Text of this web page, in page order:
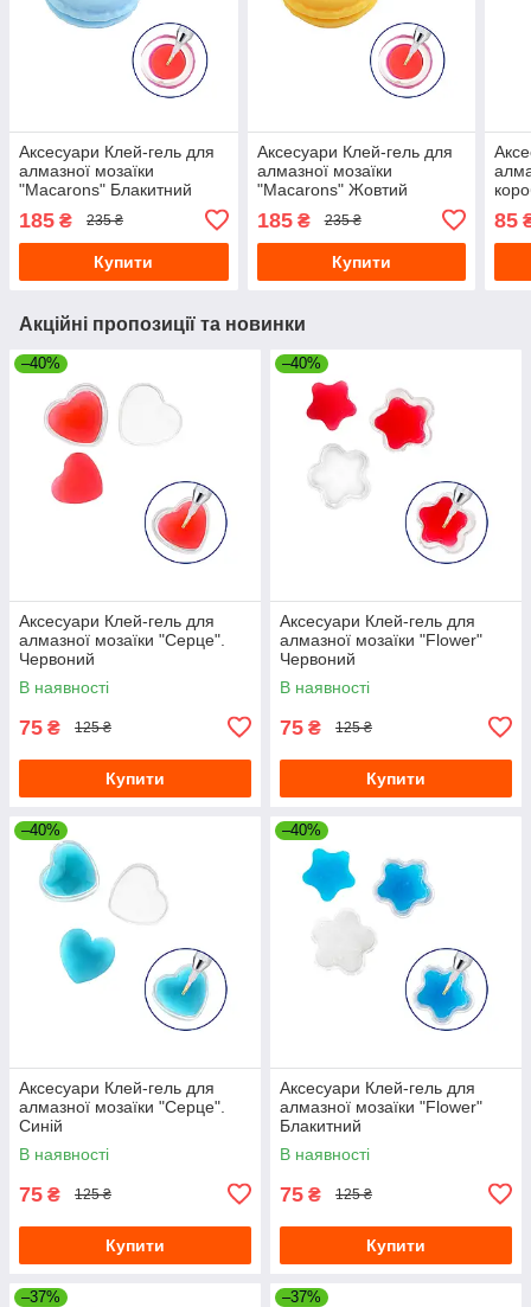
Аксесуари Клей-гель для
алмазної мозаїки
"Macarons" Блакитний
185 ₴ 235 ₴
Купити
Аксесуари Клей-гель для
алмазної мозаїки
"Macarons" Жовтий
185₴ 235 ₴
Купити
85
Акційні пропозиції та новинки
–40%
Аксесуари Клей-гель для
алмазної мозаїки "Серце".
Червоний
В наявності
75 ₴ 125 ₴
Купити
–40%
Аксесуари Клей-гель для
алмазної мозаїки "Flower"
Червоний
В наявності
75 ₴ 125 ₴
Купити
–40%
Аксесуари Клей-гель для
алмазної мозаїки "Серце".
Синій
В наявності
75 ₴ 125 ₴
Купити
–40%
Аксесуари Клей-гель для
алмазної мозаїки "Flower"
Блакитний
В наявності
75 ₴ 125 ₴
Купити
–37% –37%